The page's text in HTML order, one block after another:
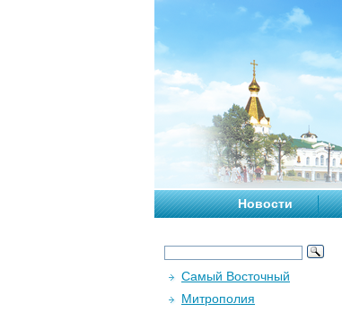
Новости
Самый Восточный
Митрополия